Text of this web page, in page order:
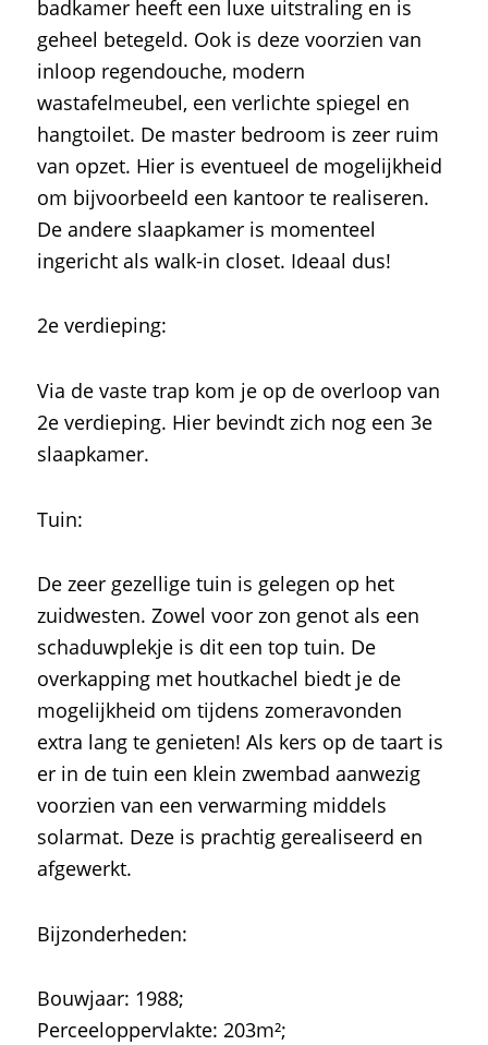
badkamer heeft een luxe uitstraling en is
geheel betegeld. Ook is deze voorzien van
inloop regendouche, modern
wastafelmeubel, een verlichte spiegel en
hangtoilet. De master bedroom is zeer ruim
van opzet. Hier is eventueel de mogelijkheid
om bijvoorbeeld een kantoor te realiseren.
De andere slaapkamer is momenteel
ingericht als walk-in closet. Ideaal dus!
2e verdieping:
Via de vaste trap kom je op de overloop van
2e verdieping. Hier bevindt zich nog een 3e
slaapkamer.
Tuin:
De zeer gezellige tuin is gelegen op het
zuidwesten. Zowel voor zon genot als een
schaduwplekje is dit een top tuin. De
overkapping met houtkachel biedt je de
mogelijkheid om tijdens zomeravonden
extra lang te genieten! Als kers op de taart is
er in de tuin een klein zwembad aanwezig
voorzien van een verwarming middels
solarmat. Deze is prachtig gerealiseerd en
afgewerkt.
Bijzonderheden:
Bouwjaar: 1988;
Perceeloppervlakte: 203m²;